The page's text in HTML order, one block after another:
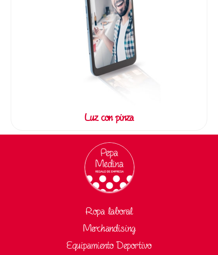
Luz con pinza
Ropa laboral
Merchandising
Equipamiento Deportivo